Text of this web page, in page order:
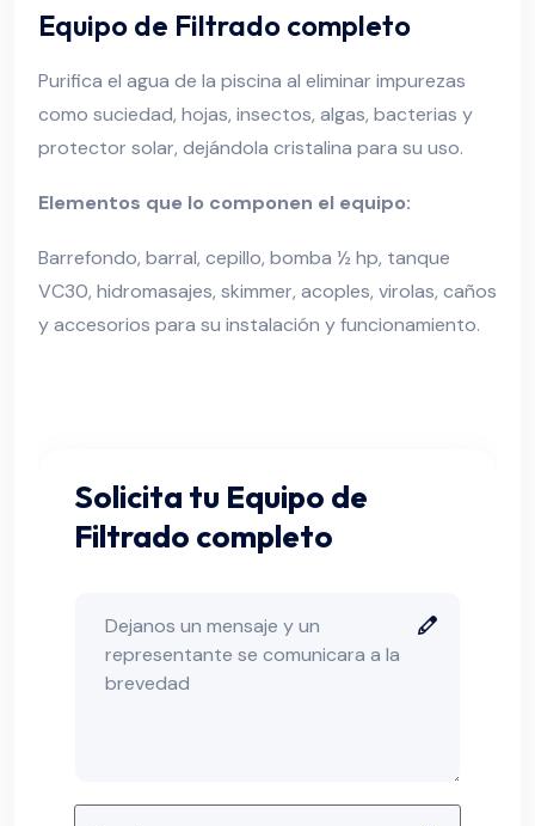
Equipo de Filtrado completo
Purifica el agua de la piscina al eliminar impurezas
como suciedad, hojas, insectos, algas, bacterias y
protector solar, dejándola cristalina para su uso.
Elementos que lo componen el equipo:
Barrefondo, barral, cepillo, bomba ½ hp, tanque
VC30, hidromasajes, skimmer, acoples, virolas, caños
y accesorios para su instalación y funcionamiento.
Solicita tu Equipo de
Filtrado completo